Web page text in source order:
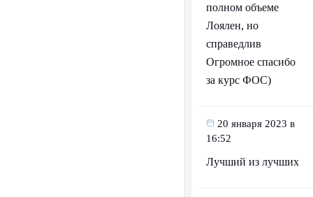
полном объеме
Лоялен, но
справедлив
Огромное спасибо
за курс ФОС)
20 января 2023 в
16:52
Лучший из лучших